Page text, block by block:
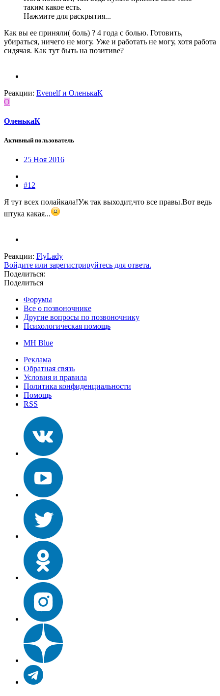
таким какое есть.
Нажмите для раскрытия...
Как вы ее приняли( боль) ? 4 года с болью. Готовить,
убираться, ничего не могу. Уже и работать не могу, хотя работа
сидячая. Как тут быть на позитиве?
Реакции: Evenelfи ОленькаК
О
ОленькаК
Активный пользователь
25 Ноя 2016
#12
Я тут всех полайкала!Уж так выходит,что все правы.Вот ведь
штука какая...
Реакции: FlyLady
Войдите или зарегистрируйтесь для ответа.
Поделиться:
Поделиться
Форумы
Все о позвоночнике
Другие вопросы по позвоночнику
Психологическая помощь
MH Blue
Реклама
Обратная связь
Условия и правила
Политика конфиденциальности
Помощь
RSS